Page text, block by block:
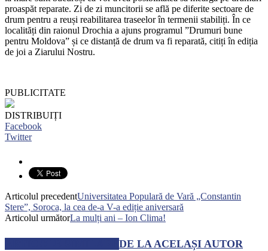
proaspăt reparate. Zi de zi muncitorii se află pe diferite sectoare de
drum pentru a reuși reabilitarea traseelor în termenii stabiliți. În ce
localități din raionul Drochia a ajuns programul ”Drumuri bune
pentru Moldova” și ce distanță de drum va fi reparată, citiți în ediția
de joi a Ziarului Nostru.
PUBLICITATE
DISTRIBUIȚI
Facebook
Twitter
Articolul precedentUniversitatea Populară de Vară „Constantin
Stere”, Soroca, la cea de-a V-a ediție aniversară
Articolul următorLa mulți ani – Ion Clima!
DE LA ACELAȘI AUTOR